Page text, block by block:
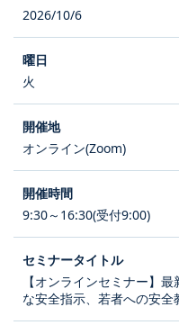
2026/10/6
火
オンライン(Zoom)
9:30～16:30(受付9:00)
【オンラインセミナー】
な安全指示、若者への安全